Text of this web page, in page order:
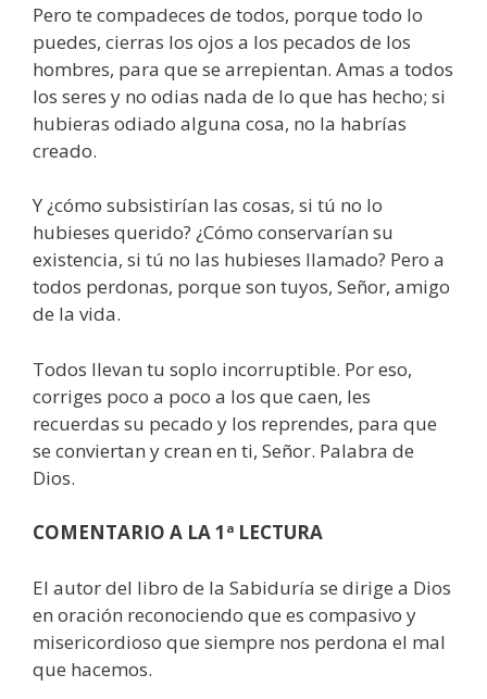
Pero te compadeces de todos, porque todo lo
puedes, cierras los ojos a los pecados de los
hombres, para que se arrepientan. Amas a todos
los seres y no odias nada de lo que has hecho; si
hubieras odiado alguna cosa, no la habrías
creado.
Y ¿cómo subsistirían las cosas, si tú no lo
hubieses querido? ¿Cómo conservarían su
existencia, si tú no las hubieses llamado? Pero a
todos perdonas, porque son tuyos, Señor, amigo
de la vida.
Todos llevan tu soplo incorruptible. Por eso,
corriges poco a poco a los que caen, les
recuerdas su pecado y los reprendes, para que
se conviertan y crean en ti, Señor. Palabra de
Dios.
COMENTARIO A LA 1ª LECTURA
El autor del libro de la Sabiduría se dirige a Dios
en oración reconociendo que es compasivo y
misericordioso que siempre nos perdona el mal
que hacemos.